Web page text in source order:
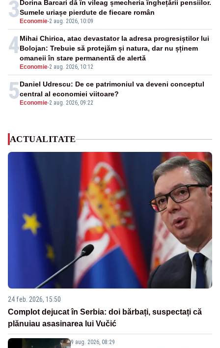
3 Economie-2 aug. 2026, 10:09
Dorina Barcari dă în vileag șmecheria înghețării pensiilor.
Sumele uriașe pierdute de fiecare român
4
Economie-2 aug. 2026, 10:12
Mihai Chirica, atac devastator la adresa progresiștilor lui
Bolojan: Trebuie să protejăm și natura, dar nu șținem
omaneii în stare permanentă de alertă
5 Economie-2 aug. 2026, 09:22
Daniel Udrescu: De ce patrimoniul va deveni conceptul
central al economiei viitoare?
ACTUALITATE
24 feb. 2026, 15:50
Complot dejucat în Serbia: doi bărbați, suspectați că
plănuiau asasinarea lui Vučić
9 aug. 2026, 08:29